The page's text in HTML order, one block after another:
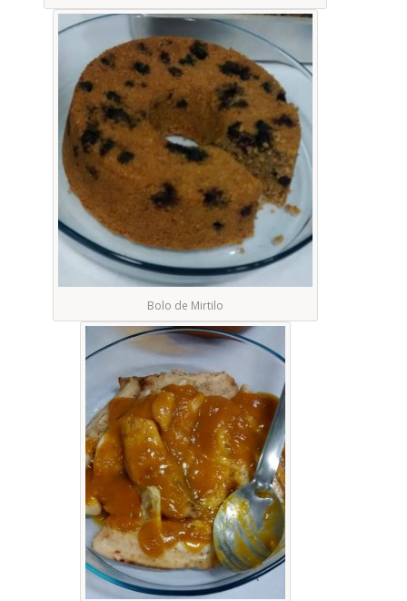
Bolo de Mirtilo